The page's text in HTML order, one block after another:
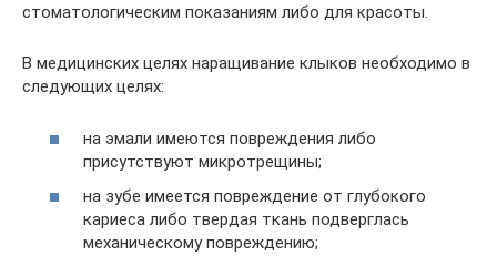
стоматологическим показаниям либо для красоты.
В медицинских целях наращивание клыков необходимо в
следующих целях:
на эмали имеются повреждения либо
присутствуют микротрещины;
на зубе имеется повреждение от глубокого
кариеса либо твердая ткань подверглась
механическому повреждению;